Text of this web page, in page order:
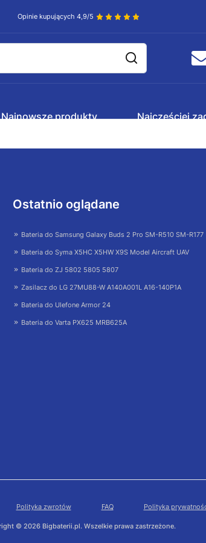
Opinie kupujących 4,9/5
Najnowsze produkty Najczęściej
Ostatnio oglądane
Bateria do Samsung Galaxy Buds 2 Pro SM-R510 SM-R177
Bateria do Syma X5HC X5HW X9S Model Aircraft UAV
Bateria do ZJ 5802 5805 5807
Zasilacz do LG 27MU88-W A140A001L A16-140P1A
Bateria do Ulefone Armor 24
Bateria do Varta PX625 MRB625A
Polityka zwrotów FAQ Polityka
© 2026 Bigbaterii.pl. Wszelkie prawa zastrzeżone.